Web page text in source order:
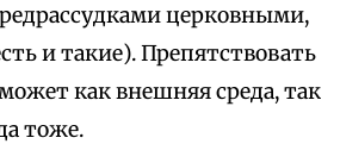
церковными,
и такие). Препятствовать
как внешняя среда, так
тоже.